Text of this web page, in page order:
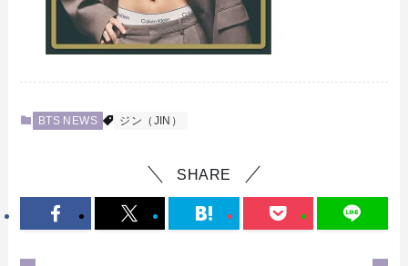
BTS NEWS ジン（JIN）
SHARE